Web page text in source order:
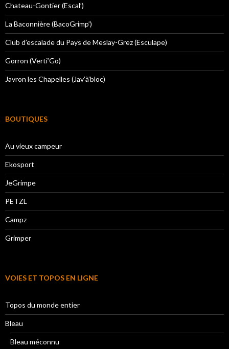
Chateau-Gontier (Escal’)
La Baconnière (BacoGrimp’)
Club d’escalade du Pays de Meslay-Grez (Esculape)
Gorron (Verti’Go)
Javron les Chapelles (Jav’à’bloc)
BOUTIQUES
Au vieux campeur
Ekosport
JeGrimpe
PETZL
Campz
Grimper
VOIES ET TOPOS EN LIGNE
Topos du monde entier
Bleau
Bleau méconnu